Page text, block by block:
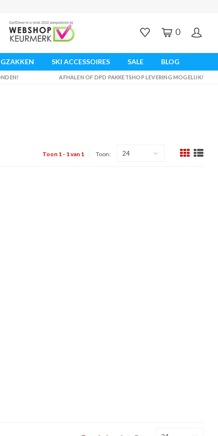
0
SKI ACCESSOIRES SALE BLOG
AFHALEN OF DPD PAKKETSHOP LEVERING MOGELIJK!
Toon 1 - 1 van 1 Toon: 24